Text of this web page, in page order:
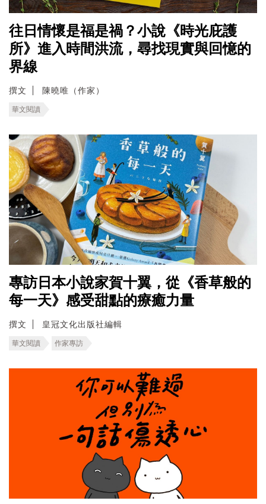
往日情懷是福是禍？小說《時光庇護
所》進入時間洪流，尋找現實與回憶的
界線
撰文 陳曉唯（作家）
華文閱讀
專訪日本小說家賀十翼，從《香草般的
每一天》感受甜點的療癒力量
撰文 皇冠文化出版社編輯
華文閱讀 作家專訪